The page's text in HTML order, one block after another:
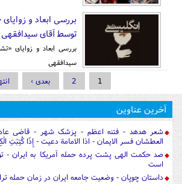
بررسی ابعاد و
توسط آقای سیدافقهی
بررسی ابعاد و زوایای
سیدافقهی
1
2 بعدی ›
آخرین عناوین
شعر هدهد - فتنه اعظم - پزشک شهر - قاضی
العطشان فسر الایمان - اذا الامامة دعیت - إِذَا كُتِبَتِ
صد حکمت الهی پشت پرده حمله آمریکا به ایران -
است
داستان چوپان - وضعیت جامعه ایران در زمان حمله